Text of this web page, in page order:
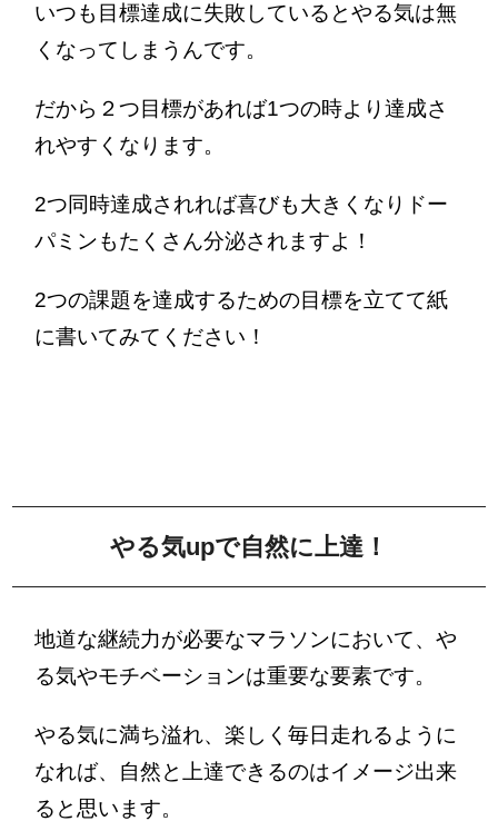
いつも目標達成に失敗しているとやる気は無
くなってしまうんです。
だから２つ目標があれば1つの時より達成さ
れやすくなります。
2つ同時達成されれば喜びも大きくなりドー
パミンもたくさん分泌されますよ！
2つの課題を達成するための目標を立てて紙
に書いてみてください！
やる気upで自然に上達！
地道な継続力が必要なマラソンにおいて、や
る気やモチベーションは重要な要素です。
やる気に満ち溢れ、楽しく毎日走れるように
なれば、自然と上達できるのはイメージ出来
ると思います。